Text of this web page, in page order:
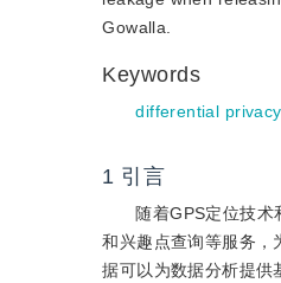
Gowalla.
Keywords
differential privacy
1 引言
随着GPS定位技
和兴趣点查询等服务，
据可以为数据分析提供